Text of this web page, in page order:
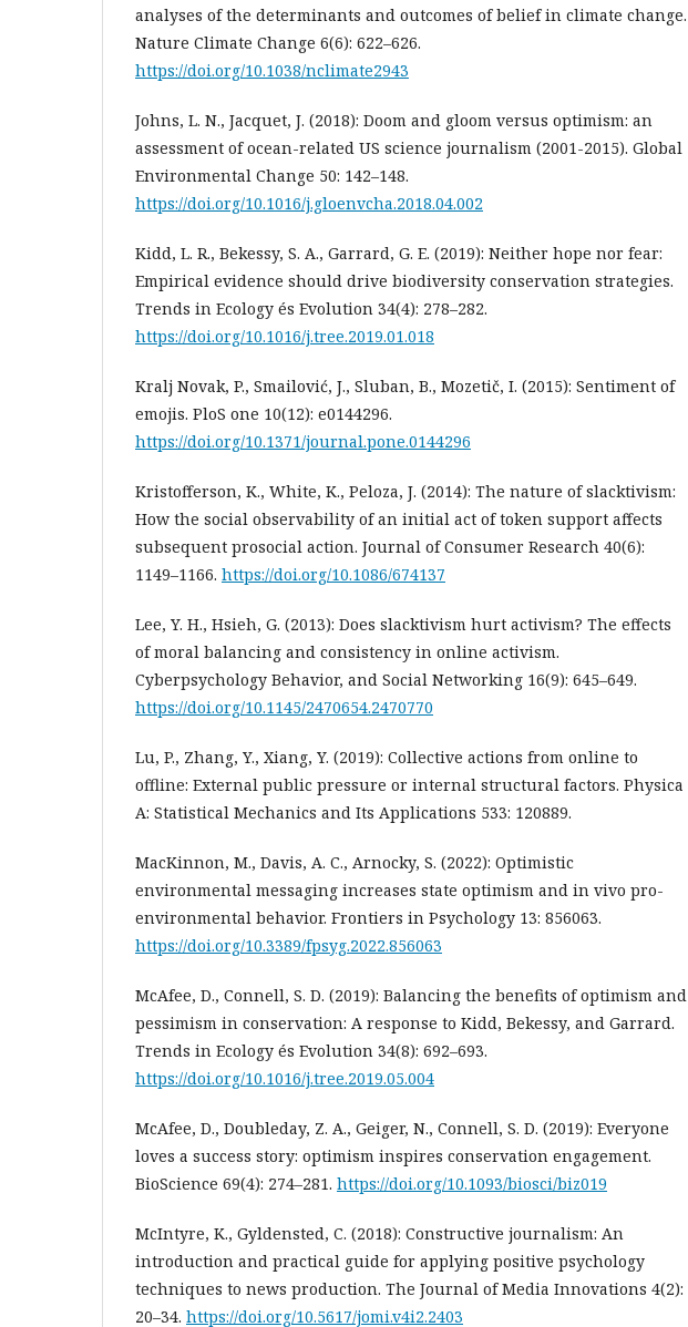
analyses of the determinants and outcomes of belief in climate change.
Nature Climate Change 6(6): 622–626.
https://doi.org/10.1038/nclimate2943
Johns, L. N., Jacquet, J. (2018): Doom and gloom versus optimism: an
assessment of ocean-related US science journalism (2001-2015). Global
Environmental Change 50: 142–148.
https://doi.org/10.1016/j.gloenvcha.2018.04.002
Kidd, L. R., Bekessy, S. A., Garrard, G. E. (2019): Neither hope nor fear:
Empirical evidence should drive biodiversity conservation strategies.
Trends in Ecology és Evolution 34(4): 278–282.
https://doi.org/10.1016/j.tree.2019.01.018
Kralj Novak, P., Smailović, J., Sluban, B., Mozetič, I. (2015): Sentiment of
emojis. PloS one 10(12): e0144296.
https://doi.org/10.1371/journal.pone.0144296
Kristofferson, K., White, K., Peloza, J. (2014): The nature of slacktivism:
How the social observability of an initial act of token support affects
subsequent prosocial action. Journal of Consumer Research 40(6):
1149–1166. https://doi.org/10.1086/674137
Lee, Y. H., Hsieh, G. (2013): Does slacktivism hurt activism? The effects
of moral balancing and consistency in online activism.
Cyberpsychology Behavior, and Social Networking 16(9): 645–649.
https://doi.org/10.1145/2470654.2470770
Lu, P., Zhang, Y., Xiang, Y. (2019): Collective actions from online to
offline: External public pressure or internal structural factors. Physica
A: Statistical Mechanics and Its Applications 533: 120889.
MacKinnon, M., Davis, A. C., Arnocky, S. (2022): Optimistic
environmental messaging increases state optimism and in vivo pro-
environmental behavior. Frontiers in Psychology 13: 856063.
https://doi.org/10.3389/fpsyg.2022.856063
McAfee, D., Connell, S. D. (2019): Balancing the benefits of optimism and
pessimism in conservation: A response to Kidd, Bekessy, and Garrard.
Trends in Ecology és Evolution 34(8): 692–693.
https://doi.org/10.1016/j.tree.2019.05.004
McAfee, D., Doubleday, Z. A., Geiger, N., Connell, S. D. (2019): Everyone
loves a success story: optimism inspires conservation engagement.
BioScience 69(4): 274–281. https://doi.org/10.1093/biosci/biz019
McIntyre, K., Gyldensted, C. (2018): Constructive journalism: An
introduction and practical guide for applying positive psychology
techniques to news production. The Journal of Media Innovations 4(2):
20–34. https://doi.org/10.5617/jomi.v4i2.2403